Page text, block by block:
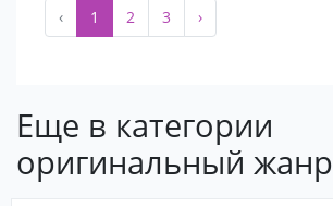
‹ 1 2 3 ›
Еще в категории
оригинальный жанр